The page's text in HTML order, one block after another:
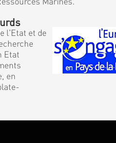
l'Etat et de
Etat
en